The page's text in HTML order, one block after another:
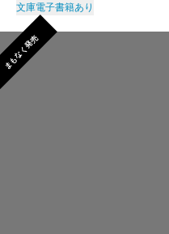
文庫電子書籍あり
まもなく発売